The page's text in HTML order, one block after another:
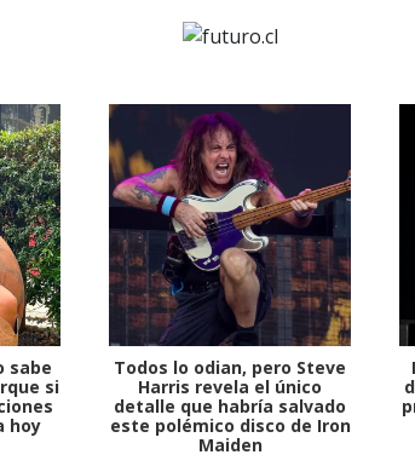
sabe
si
hoy
Todos lo odian, pero Steve
Harris revela el único
detalle que habría salvado
este polémico disco de Iron
Maiden